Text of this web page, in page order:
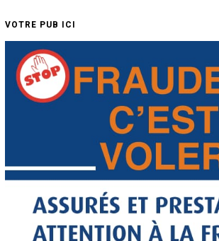
VOTRE PUB ICI